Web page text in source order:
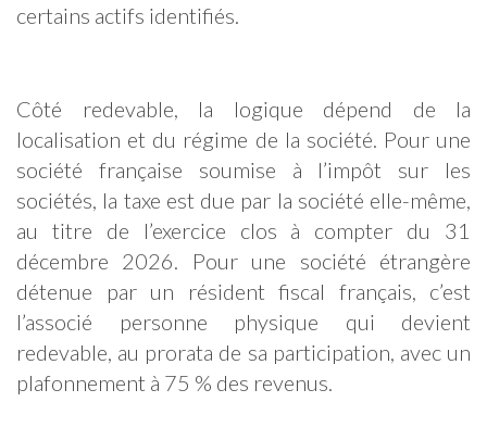
certains actifs identifiés.
Côté redevable, la logique dépend de la
localisation et du régime de la société. Pour une
société française soumise à l’impôt sur les
sociétés, la taxe est due par la société elle-même,
au titre de l’exercice clos à compter du 31
décembre 2026. Pour une société étrangère
détenue par un résident fiscal français, c’est
l’associé personne physique qui devient
redevable, au prorata de sa participation, avec un
plafonnement à 75 % des revenus.